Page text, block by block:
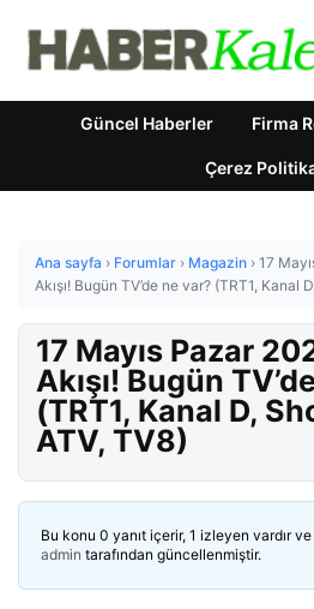
Güncel Haberler Firma
Çerez
Ana sayfa › Forumlar › Magazin › 17
Akışı! Bugün TV’de ne var? (TRT1, Kanal
17 Mayıs Pazar
Akışı! Bugün
(TRT1, Kanal D,
ATV, TV8)
Bu konu 0 yanıt içerir, 1 izleyen vardır
admin tarafından güncellenmiştir.